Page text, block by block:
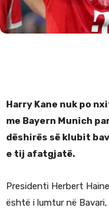
Harry Kane nuk po
me Bayern Munich
dëshirës së klubit
e tij afatgjatë.
Presidenti Herbert
është i lumtur në